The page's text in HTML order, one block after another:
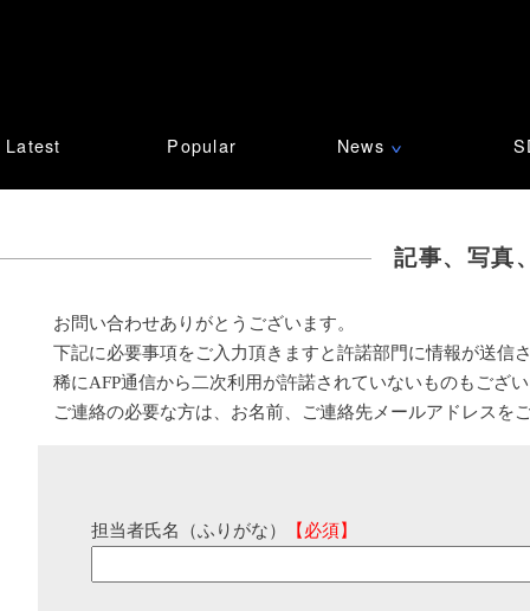
Latest Popular News ∨
記事、写真
お問い合わせありがとうございます。
下記に必要事項をご入力頂きますと許諾部門に情報が送信
稀にAFP通信から二次利用が許諾されていないものもござ
ご連絡の必要な方は、お名前、ご連絡先メールアドレスを
担当者氏名（ふりがな） 【必須】